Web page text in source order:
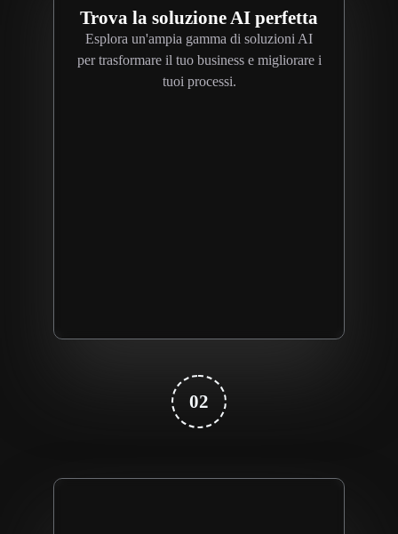
Trova la soluzione AI perfetta
Esplora un'ampia gamma di soluzioni AI
per trasformare il tuo business e migliorare i
tuoi processi.
02